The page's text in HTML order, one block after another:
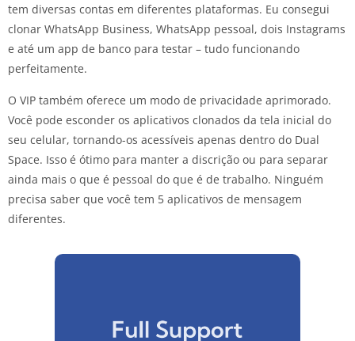
tem diversas contas em diferentes plataformas. Eu consegui
clonar WhatsApp Business, WhatsApp pessoal, dois Instagrams
e até um app de banco para testar – tudo funcionando
perfeitamente.
O VIP também oferece um modo de privacidade aprimorado.
Você pode esconder os aplicativos clonados da tela inicial do
seu celular, tornando-os acessíveis apenas dentro do Dual
Space. Isso é ótimo para manter a discrição ou para separar
ainda mais o que é pessoal do que é de trabalho. Ninguém
precisa saber que você tem 5 aplicativos de mensagem
diferentes.